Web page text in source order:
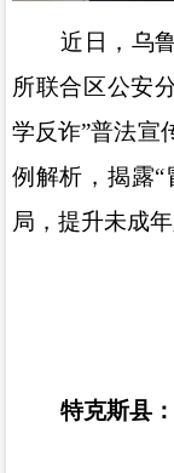
近日 ，乌
所联合区公安
学反诈”普法宣
例解析，揭露“
局，提升未成
特克斯县：